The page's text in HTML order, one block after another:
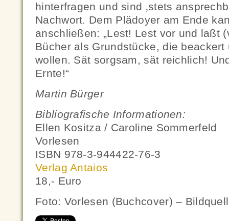
hinterfragen und sind ‚stets
Nachwort. Dem Plädoyer am Ende
anschließen: „Lest! Lest vor und laßt
Bücher als Grundstücke, die
wollen. Sät sorgsam, sät reichlich!
Ernte!“
Martin Bürger
Bibliografische Informationen:
Ellen Kositza / Caroline Sommerfeld
Vorlesen
ISBN 978-3-944422-76-3
Verlag Antaios
18,- Euro
Foto: Vorlesen (Buchcover) –